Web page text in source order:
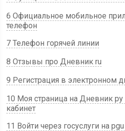
6 Официальное мобильное
телефон
7 Телефон горячей линии
8 Отзывы про Дневник ru
9 Регистрация в электронном
10 Моя страница на Дневник
кабинет
11 Войти через госуслуги на